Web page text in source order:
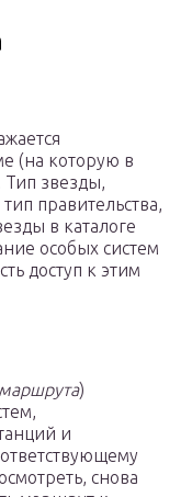
(на которую в
звезды,
правительства,
в каталоге
особых систем
доступ к этим
)
и
снова